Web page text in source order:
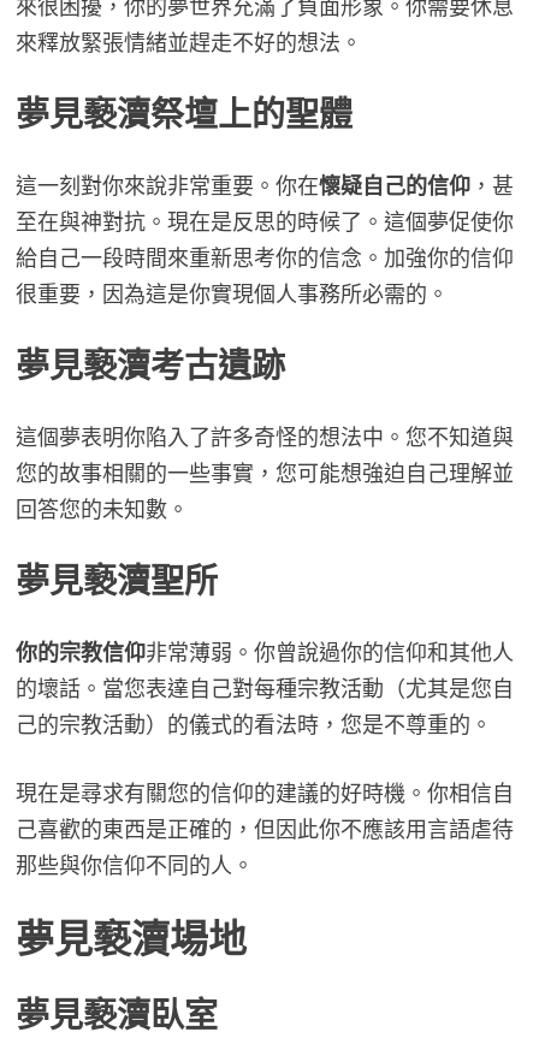
來很困擾，你的夢世界充滿了負面形象。你需要休息
來釋放緊張情緒並趕走不好的想法。
夢見褻瀆祭壇上的聖體
這一刻對你來說非常重要。你在懷疑自己的信仰，甚
至在與神對抗。現在是反思的時候了。這個夢促使你
給自己一段時間來重新思考你的信念。加強你的信仰
很重要，因為這是你實現個人事務所必需的。
夢見褻瀆考古遺跡
這個夢表明你陷入了許多奇怪的想法中。您不知道與
您的故事相關的一些事實，您可能想強迫自己理解並
回答您的未知數。
夢見褻瀆聖所
你的宗教信仰非常薄弱。你曾說過你的信仰和其他人
的壞話。當您表達自己對每種宗教活動（尤其是您自
己的宗教活動）的儀式的看法時，您是不尊重的。
現在是尋求有關您的信仰的建議的好時機。你相信自
己喜歡的東西是正確的，但因此你不應該用言語虐待
那些與你信仰不同的人。
夢見褻瀆場地
夢見褻瀆臥室